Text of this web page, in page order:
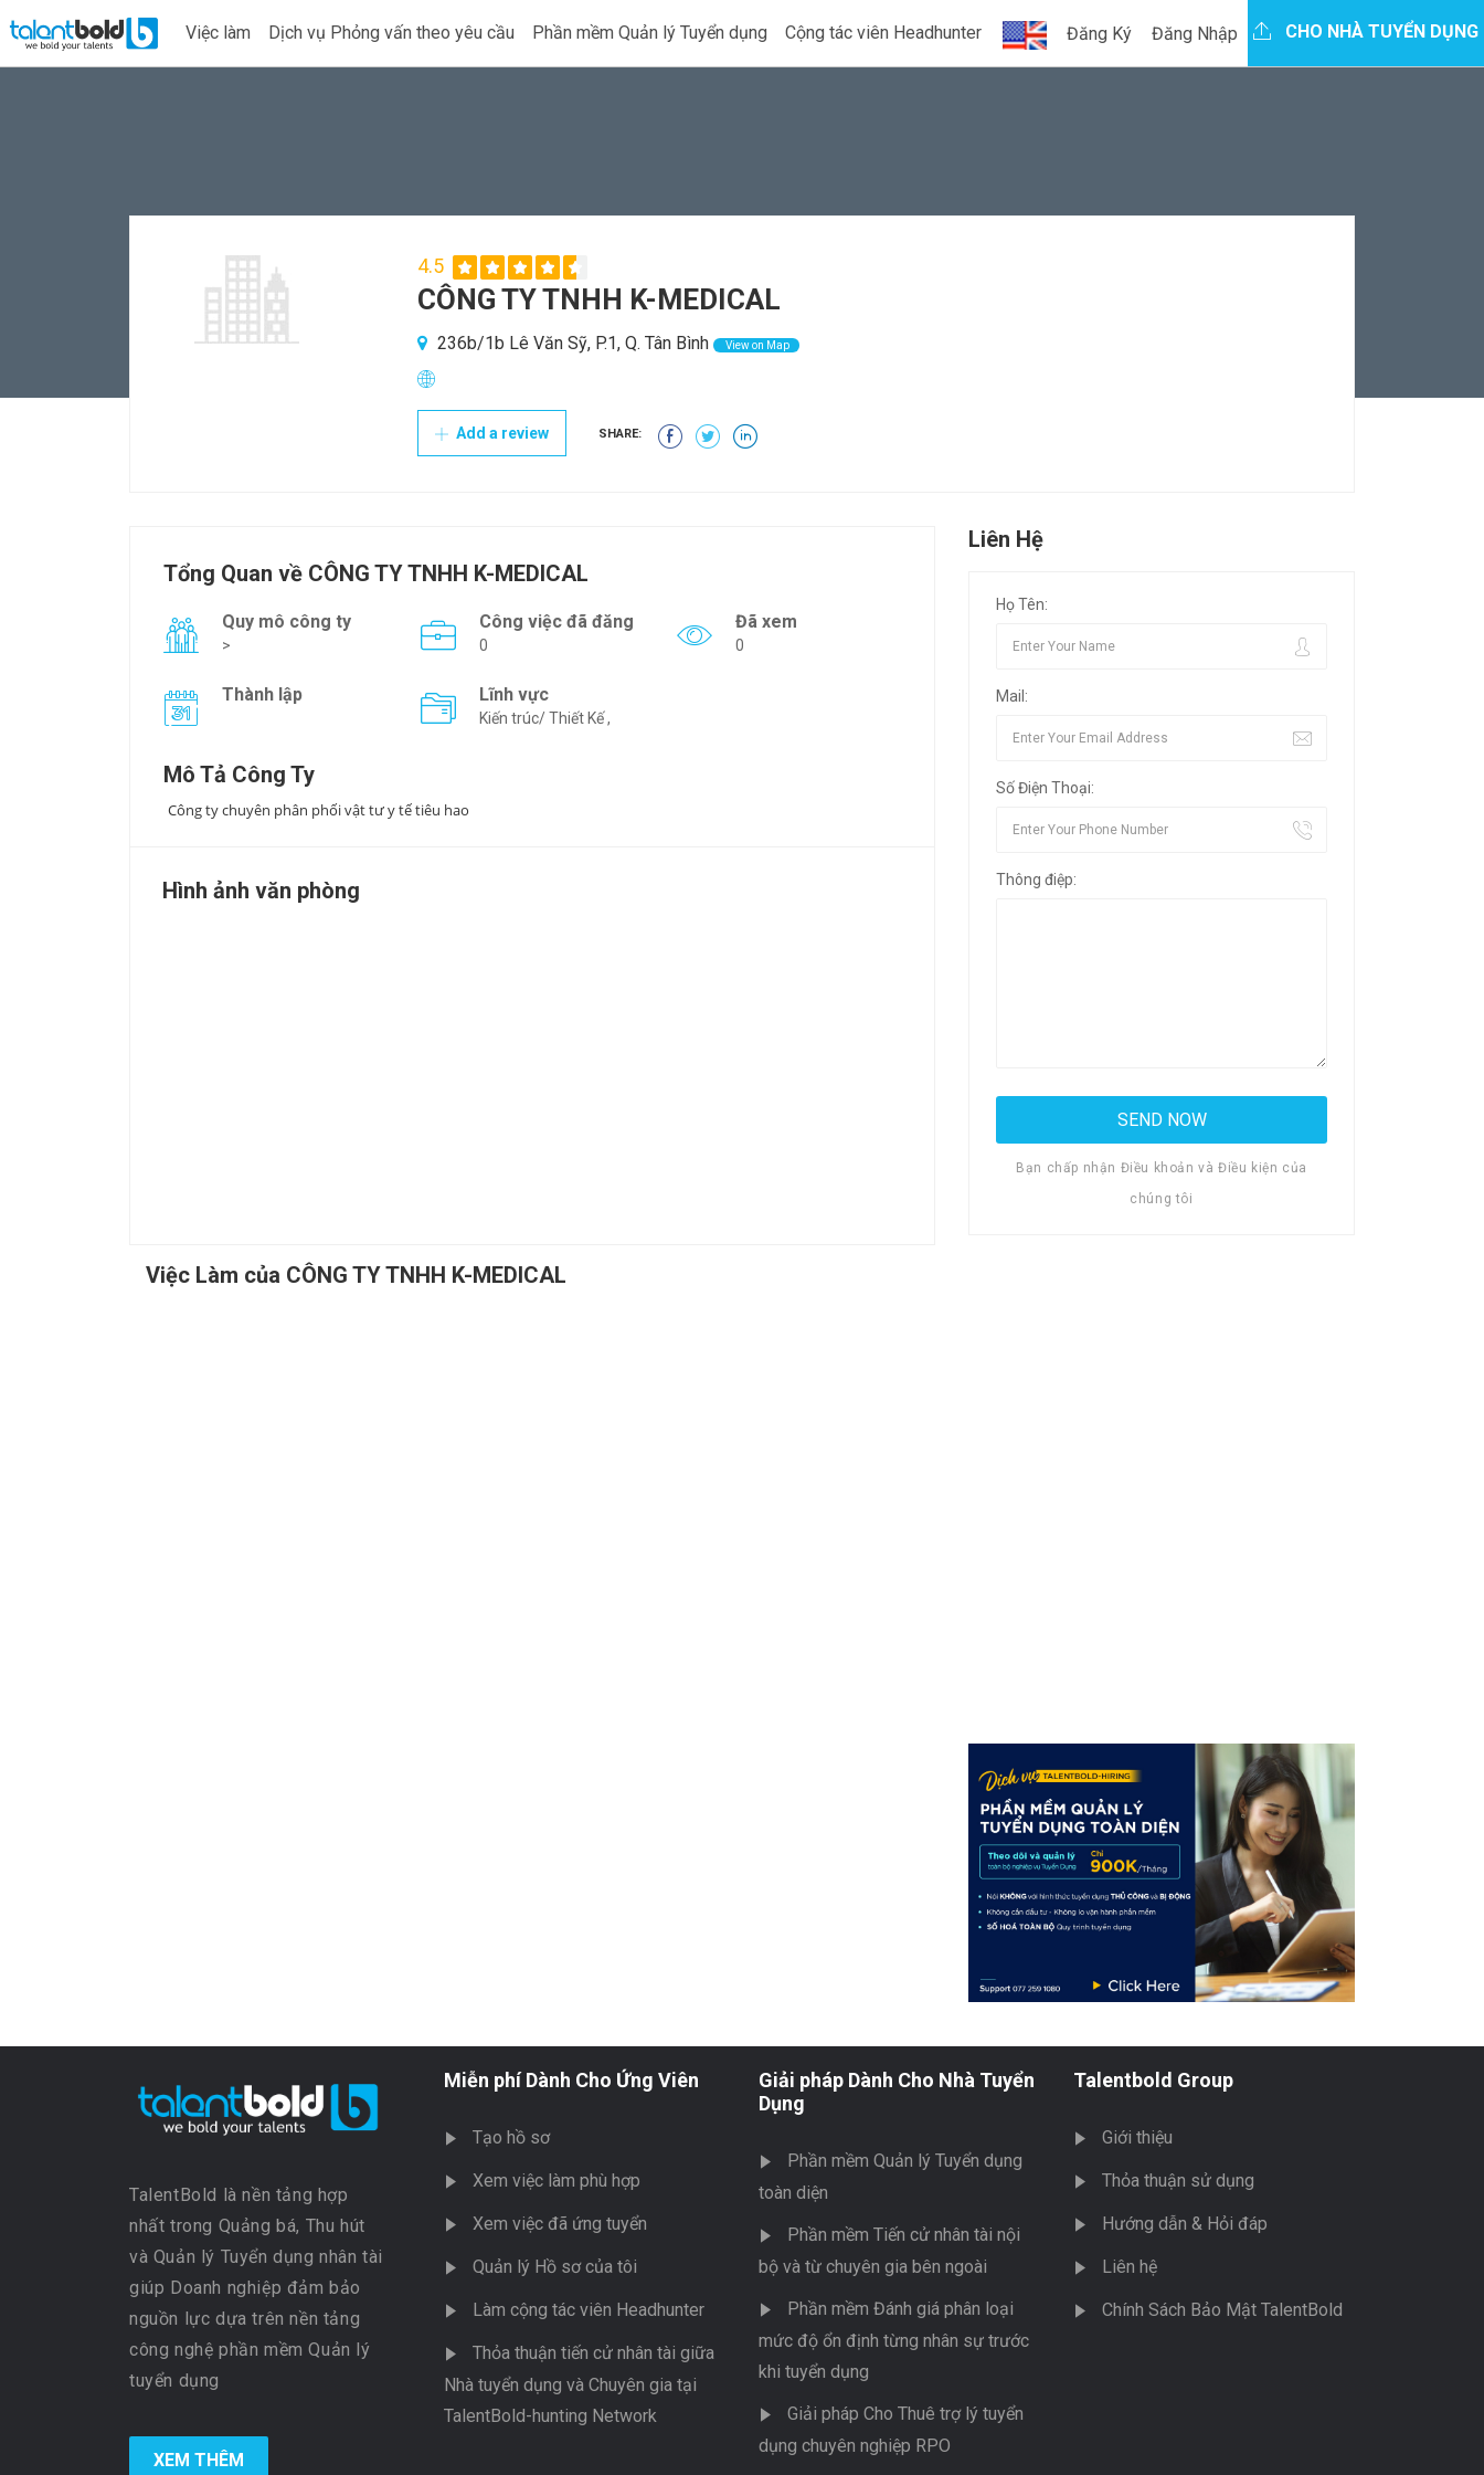
Việc làm Dịch vụ Phỏng vấn theo yêu cầu Phần mềm Quản lý Tuyển dụng Cộng tác viên Headhunter Đăng Ký Đăng Nhập CHO NHÀ TUYỂN DỤNG
4.5
CÔNG TY TNHH K-MEDICAL
236b/1b Lê Văn Sỹ, P.1, Q. Tân Bình View on Map
Add a review SHARE:
Tổng Quan về CÔNG TY TNHH K-MEDICAL
Quy mô công ty
>
Công việc đã đăng
0
Đã xem
0
Thành lập Lĩnh vực
Kiến trúc/ Thiết Kế ,
Mô Tả Công Ty
Công ty chuyên phân phối vật tư y tế tiêu hao
Hình ảnh văn phòng
Việc Làm của CÔNG TY TNHH K-MEDICAL
Liên Hệ
Họ Tên:
Mail:
Số Điện Thoại:
Thông điệp:
Bạn chấp nhận Điều khoản và Điều kiện của
chúng tôi
TalentBold là nền tảng hợp
nhất trong Quảng bá, Thu hút
và Quản lý Tuyển dụng nhân tài
giúp Doanh nghiệp đảm bảo
nguồn lực dựa trên nền tảng
công nghệ phần mềm Quản lý
tuyển dụng
XEM THÊM
Miễn phí Dành Cho Ứng Viên
Tạo hồ sơ
Xem việc làm phù hợp
Xem việc đã ứng tuyển
Quản lý Hồ sơ của tôi
Làm cộng tác viên Headhunter
Thỏa thuận tiến cử nhân tài giữa
Nhà tuyển dụng và Chuyên gia tại
TalentBold-hunting Network
Giải pháp Dành Cho Nhà Tuyển
Dụng
Phần mềm Quản lý Tuyển dụng
toàn diện
Phần mềm Tiến cử nhân tài nội
bộ và từ chuyên gia bên ngoài
Phần mềm Đánh giá phân loại
mức độ ổn định từng nhân sự trước
khi tuyển dụng
Giải pháp Cho Thuê trợ lý tuyển
dụng chuyên nghiệp RPO
Talentbold Group
Giới thiệu
Thỏa thuận sử dụng
Hướng dẫn & Hỏi đáp
Liên hệ
Chính Sách Bảo Mật TalentBold